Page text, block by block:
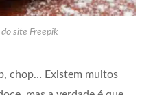
site Freepik
chop… Existem muitos